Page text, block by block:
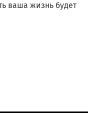
ваша жизнь будет